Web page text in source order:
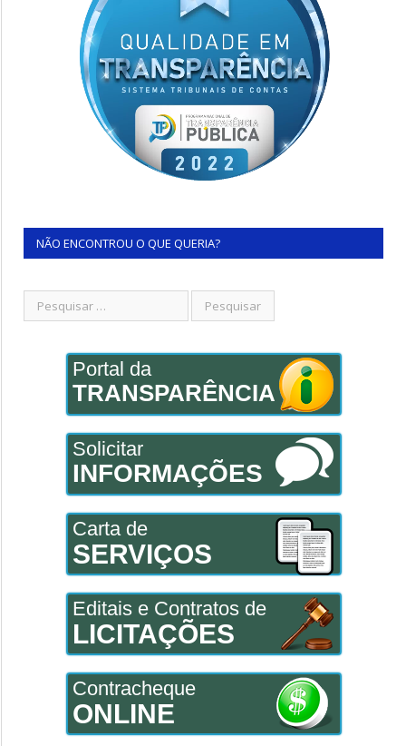
NÃO ENCONTROU O QUE QUERIA?
Portal da
TRANSPARÊNCIA
Solicitar
INFORMAÇÕES
Carta de
SERVIÇOS
Editais e Contratos de
LICITAÇÕES
Contracheque
ONLINE